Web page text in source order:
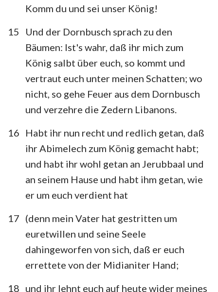
Komm du und sei unser König!
15
Und der Dornbusch sprach zu den
Bäumen: Ist's wahr, daß ihr mich zum
König salbt über euch, so kommt und
vertraut euch unter meinen Schatten; wo
nicht, so gehe Feuer aus dem Dornbusch
und verzehre die Zedern Libanons.
16
Habt ihr nun recht und redlich getan, daß
ihr Abimelech zum König gemacht habt;
und habt ihr wohl getan an Jerubbaal und
an seinem Hause und habt ihm getan, wie
er um euch verdient hat
17 (denn mein Vater hat gestritten um
euretwillen und seine Seele
dahingeworfen von sich, daß er euch
errettete von der Midianiter Hand;
18 und ihr lehnt euch auf heute wider meines